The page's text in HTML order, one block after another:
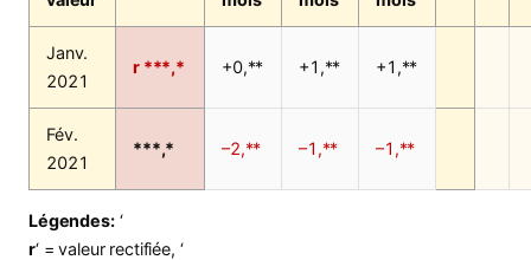
Janv.
2021
r ***,* +0,** +1,** +1,**
Fév.
2021
***,* –2,** –1,** –1,**
Légendes:‘
r‘ = valeur rectifiée, ‘